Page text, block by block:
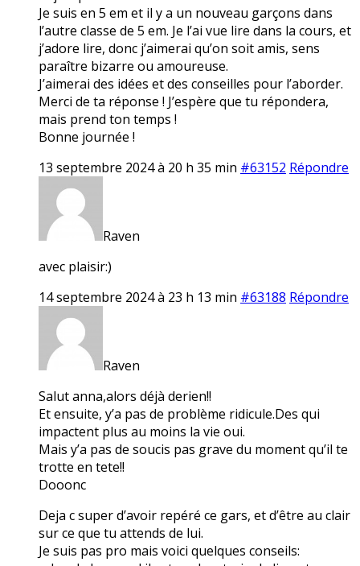
Je suis en 5 em et il y a un nouveau garçons dans
l’autre classe de 5 em. Je l’ai vue lire dans la cours, et
j’adore lire, donc j’aimerai qu’on soit amis, sens
paraître bizarre ou amoureuse.
J’aimerai des idées et des conseilles pour l’aborder.
Merci de ta réponse ! J’espère que tu répondera,
mais prend ton temps !
Bonne journée !
13 septembre 2024 à 20 h 35 min #63152 Répondre
Raven
avec plaisir:)
14 septembre 2024 à 23 h 13 min #63188 Répondre
Raven
Salut anna,alors déjà derien!!
Et ensuite, y’a pas de problème ridicule.Des qui
impactent plus au moins la vie oui.
Mais y’a pas de soucis pas grave du moment qu’il te
trotte en tete!!
Dooonc
Deja c super d’avoir repéré ce gars, et d’être au clair
sur ce que tu attends de lui.
Je suis pas pro mais voici quelques conseils: